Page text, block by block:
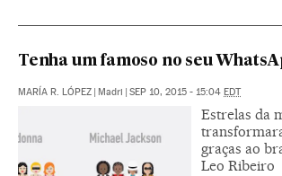
Tenha um famoso no seu
MARÍA R. LÓPEZ Madri SEP 10, 2015 - 15:04 EDT
Estrelas da
graças ao
Leo Ribeiro